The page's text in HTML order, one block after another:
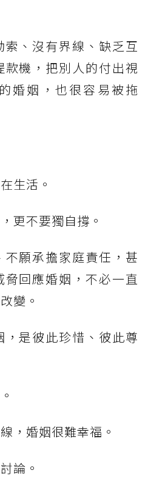
、沒有界線、缺乏互
機，把別人的付出視
婚姻，也很容易被拖
生活。
更不要獨自撐。
願承擔家庭責任，甚
回應婚姻，不必一直
變。
是彼此珍惜、彼此尊
，婚姻很難幸福。
論。